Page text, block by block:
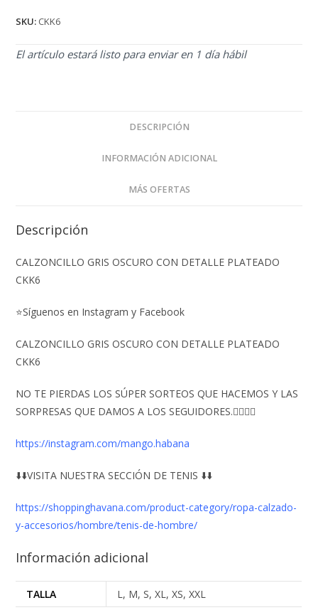
SKU: CKK6
El artículo estará listo para enviar en 1 día hábil
DESCRIPCIÓN
INFORMACIÓN ADICIONAL
MÁS OFERTAS
Descripción
CALZONCILLO GRIS OSCURO CON DETALLE PLATEADO
CKK6
⭐Síguenos en Instagram y Facebook
CALZONCILLO GRIS OSCURO CON DETALLE PLATEADO
CKK6
NO TE PIERDAS LOS SÚPER SORTEOS QUE HACEMOS Y LAS
SORPRESAS QUE DAMOS A LOS SEGUIDORES.👇🏻👇🏻
https://instagram.com/mango.habana
⬇️⬇️VISITA NUESTRA SECCIÓN DE TENIS ⬇️⬇️
https://shoppinghavana.com/product-category/ropa-calzado-
y-accesorios/hombre/tenis-de-hombre/
Información adicional
TALLA L, M, S, XL, XS, XXL